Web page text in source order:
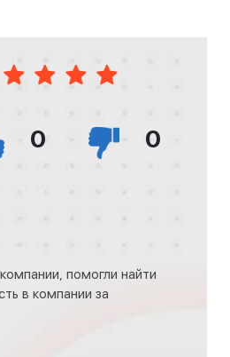
0 0
помогли найти
в компании за